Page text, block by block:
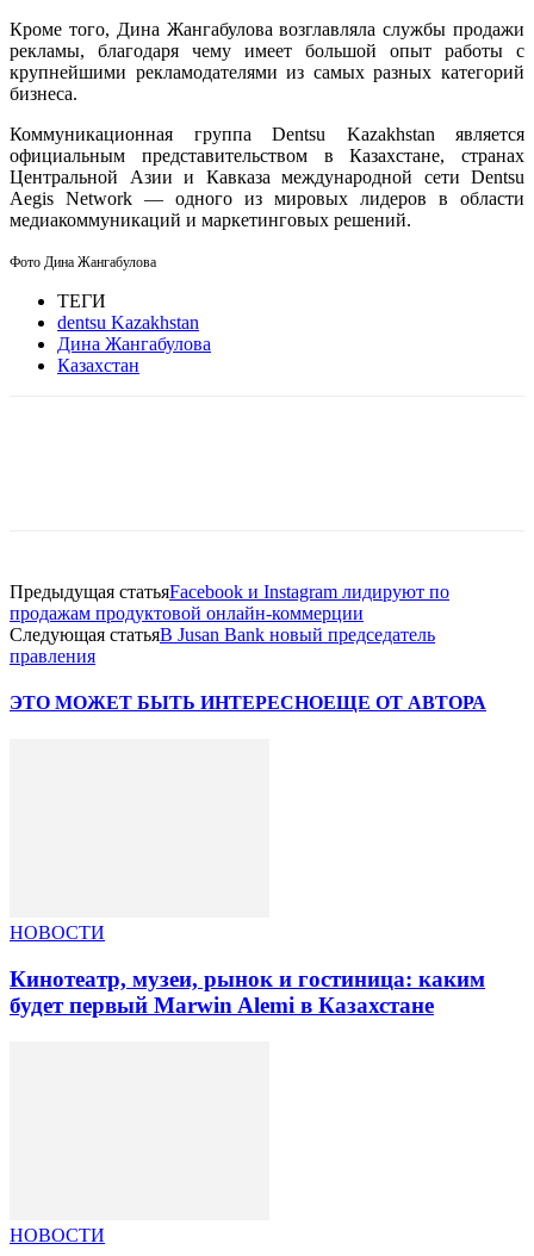
Кроме того, Дина Жангабулова возглавляла службы продажи
рекламы, благодаря чему имеет большой опыт работы с
крупнейшими рекламодателями из самых разных категорий
бизнеса.
Коммуникационная группа Dentsu Kazakhstan является
официальным представительством в Казахстане, странах
Центральной Азии и Кавказа международной сети Dentsu
Aegis Network — одного из мировых лидеров в области
медиакоммуникаций и маркетинговых решений.
Фото Дина Жангабулова
ТЕГИ
dentsu Kazakhstan
Дина Жангабулова
Казахстан
Предыдущая статьяFacebook и Instagram лидируют по
продажам продуктовой онлайн-коммерции
Следующая статьяВ Jusan Bank новый председатель
правления
ЭТО МОЖЕТ БЫТЬ ИНТЕРЕСНОЕЩЕ ОТ АВТОРА
НОВОСТИ
Кинотеатр, музеи, рынок и гостиница: каким
будет первый Marwin Alemi в Казахстане
НОВОСТИ